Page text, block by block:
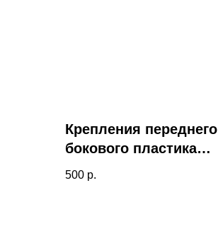
Крепления переднего
бокового пластика
APOLLO RFZ START
500 р.